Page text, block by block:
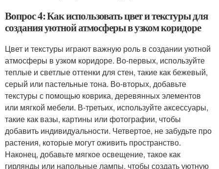
Вопрос 4: Как использовать цвет и текстуры для
создания уютной атмосферы в узком коридоре
Цвет и текстуры играют важную роль в создании уютной
атмосферы в узком коридоре. Во-первых, используйте
теплые и светлые оттенки для стен, такие как бежевый,
серый или пастельные тона. Во-вторых, добавьте
текстуры с помощью коврика, деревянных элементов
или мягкой мебели. В-третьих, используйте аксессуары,
такие как вазы, картины или фотографии, чтобы
добавить индивидуальности. Четвертое, не забудьте про
растения, которые могут оживить пространство.
Наконец, добавьте мягкое освещение, такое как
гирлянды или напольные лампы, чтобы создать уютную